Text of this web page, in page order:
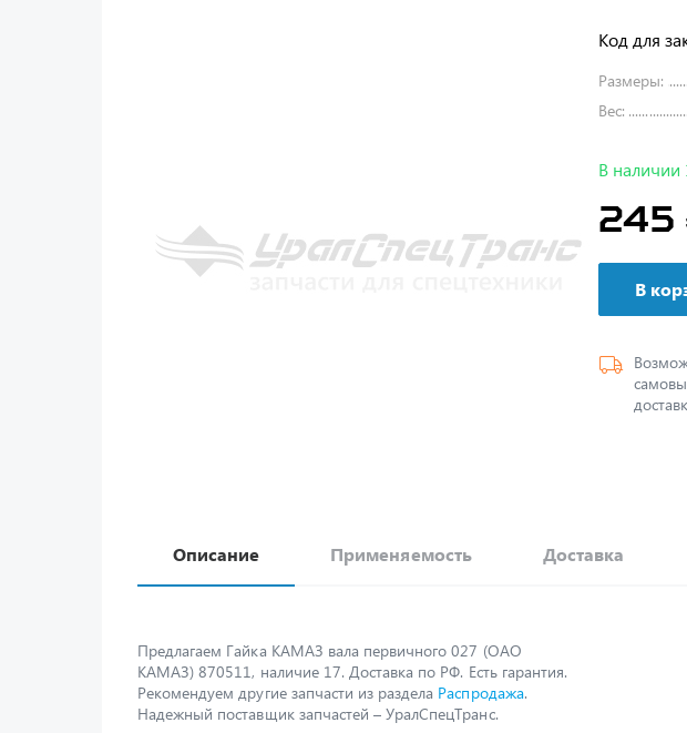
Код для
Размеры:
Вес:
В наличии
245
В
Описание Применяемость Доставка
Предлагаем Гайка КАМАЗ вала первичного 027 (ОАО
КАМАЗ) 870511, наличие 17. Доставка по РФ. Есть гарантия.
Рекомендуем другие запчасти из раздела Распродажа.
Надежный поставщик запчастей – УралСпецТранс.